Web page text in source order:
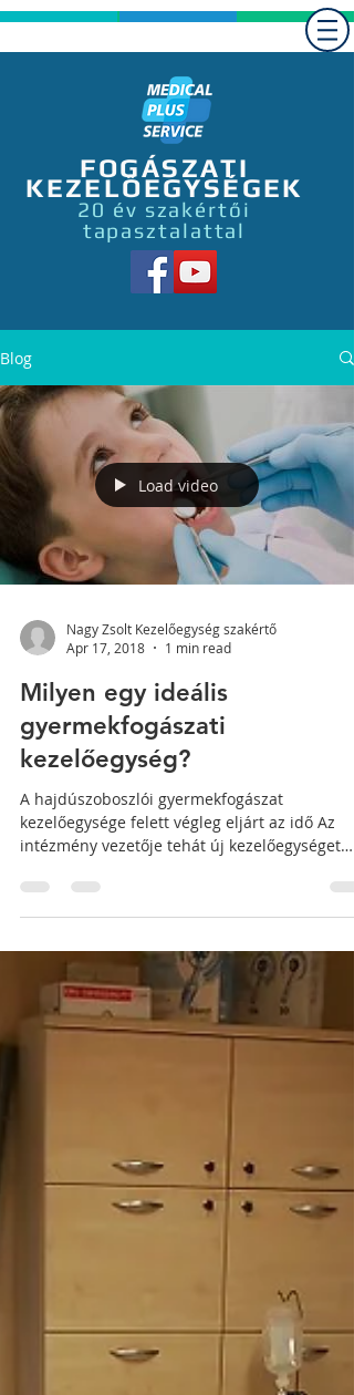
FOGÁSZATI
KEZELŐEGYSÉGEK
20 év szakértői
tapasztalattal
Blog
Load video
Nagy Zsolt Kezelőegység szakértő
Apr 17, 2018
1 min read
Milyen egy ideális
gyermekfogászati
kezelőegység?
A hajdúszoboszlói gyermekfogászat
kezelőegysége felett végleg eljárt az idő Az
intézmény vezetője tehát új kezelőegységet